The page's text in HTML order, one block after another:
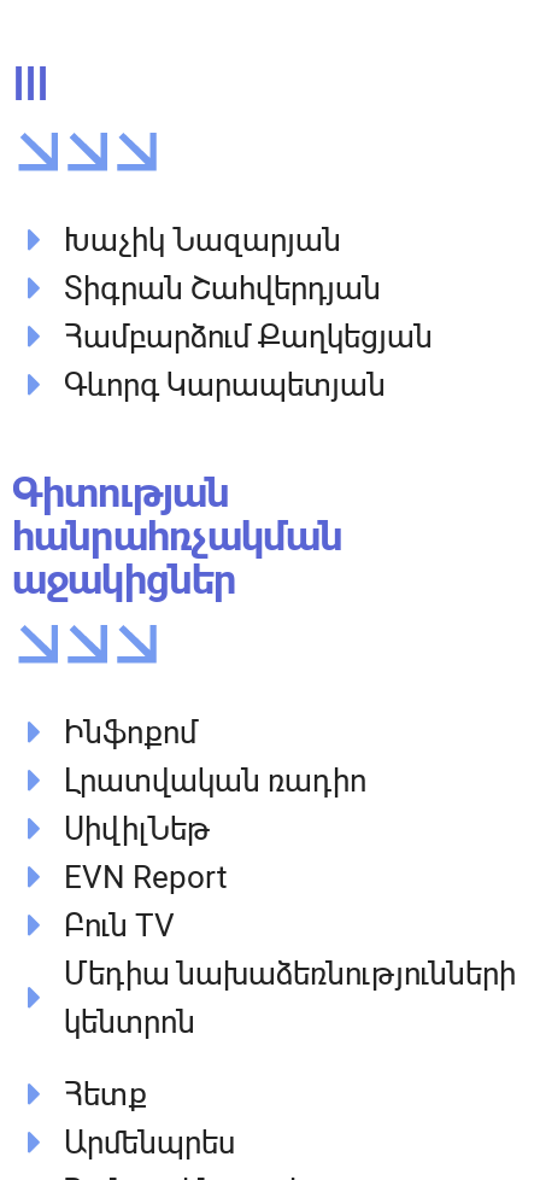
III
Խաչիկ Նազարյան
Տիգրան Շահվերդյան
Համբարձում Քաղկեցյան
Գևորգ Կարապետյան
Գիտության
հանրահռչակման
աջակիցներ
Ինֆոքոմ
Լրատվական ռադիո
ՍիվիլՆեթ
EVN Report
Բուն TV
Մեդիա նախաձեռնությունների
կենտրոն
Հետք
Արմենպրես